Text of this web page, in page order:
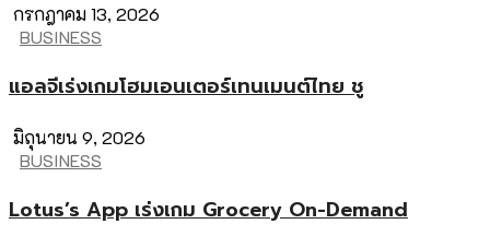
กรกฎาคม 13, 2026
BUSINESS
แอลจีเร่งเกมโฮมเอนเตอร์เทนเมนต์ไทย ชู
มิถุนายน 9, 2026
BUSINESS
Lotus’s App เร่งเกม Grocery On-Demand